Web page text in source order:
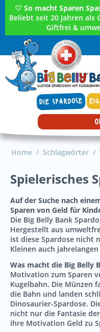
♡ So macht Sparen
Beliebt seit 20 Jahren als
Giftfrei &
DIE SPARDOSE
Home / Schlagwörter /
Spielerisches
Auf der Suche nach
Sparen von Geld für
Die Big Belly Bank
Hergestellt aus
ist diese Spardose nicht
Kleinen auch jahrelangen
Was macht die Big Belly
Motivation zum Sparen
Kugelbahn. Die Münzen
die Bahn und landen
Dinosaurier-Spardose.
nicht nur die Fantasie
ihre Motivation Geld zu